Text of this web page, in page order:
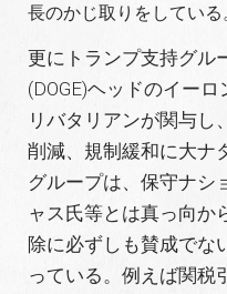
長のかじ取りをしている
更にトランプ支持グル
(DOGE)ヘッドのイー
リバタリアンが関与し
削減、規制緩和に大ナ
グループは、保守ナシ
ャス氏等とは真っ向か
除に必ずしも賛成でな
っている。例えば関税